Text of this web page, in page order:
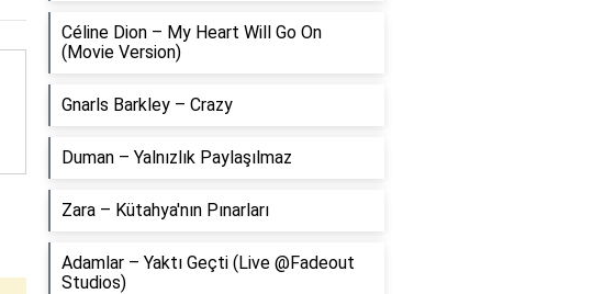
Céline Dion – My Heart Will Go On
(Movie Version)
Gnarls Barkley – Crazy
Duman – Yalnızlık Paylaşılmaz
Zara – Kütahya'nın Pınarları
Adamlar – Yaktı Geçti (Live @Fadeout
Studios)